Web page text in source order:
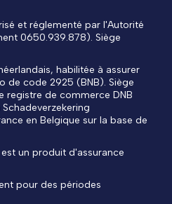
et réglementé par l'Autorité
0650.939.878). Siège
habilitée à assurer
de code 2925 (BNB). Siège
registre de commerce DNB
en Belgique sur la base de
un produit d'assurance
pour des périodes